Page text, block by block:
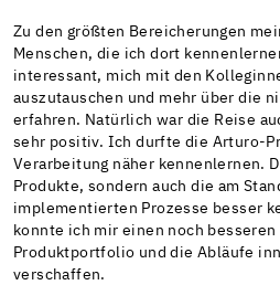
Zu den größten Bereicherungen
Menschen, die ich dort
interessant, mich mit den
auszutauschen und mehr über die
erfahren. Natürlich war die Reise
sehr positiv. Ich durfte die Arturo-
Verarbeitung näher kennenlernen.
Produkte, sondern auch die am
implementierten Prozesse besser
konnte ich mir einen noch besseren
Produktportfolio und die Abläufe
verschaffen.